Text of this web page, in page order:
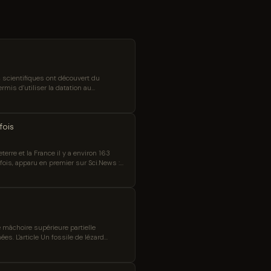
scientifiques ont découvert du
d’utiliser la datation au
de masque ont été ajoutées au
et la France il y a environ 163
apparu en premier sur Sci.News :
supérieure partielle
L'article Un fossile de lézard
News.